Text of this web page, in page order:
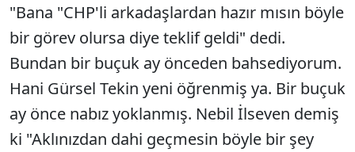
"Bana "CHP'li arkadaşlardan hazır mısın böyle
bir görev olursa diye teklif geldi" dedi.
Bundan bir buçuk ay önceden bahsediyorum.
Hani Gürsel Tekin yeni öğrenmiş ya. Bir buçuk
ay önce nabız yoklanmış. Nebil İlseven demiş
ki "Aklınızdan dahi geçmesin böyle bir şey